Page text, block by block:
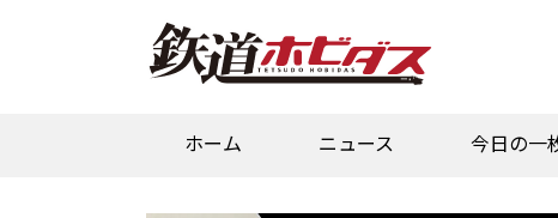
ホーム ニュース 今日の一